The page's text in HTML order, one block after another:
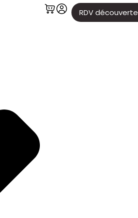
RDV découverte